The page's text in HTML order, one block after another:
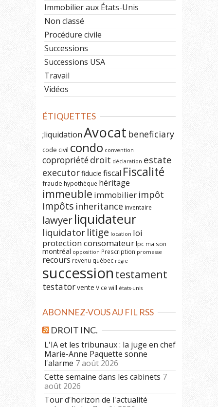
Immobilier aux États-Unis
Non classé
Procédure civile
Successions
Successions USA
Travail
Vidéos
ÉTIQUETTES
;liquidationAvocat beneficiary
code civil condo convention
copropriétédroit déclaration estate
executorfiducie fiscal Fiscalité
fraude hypothèque héritage
immeuble immobilier impôt
impôts inheritance inventaire
lawyerliquidateur
liquidatorlitige location loi
protection consomateurlpc maison
montréal opposition Prescription promesse
recours revenu québec régie
succession testament
testatorvente Vice will états-unis
ABONNEZ-VOUS AU FIL RSS
DROIT INC.
L'IA et les tribunaux : la juge en chef
Marie-Anne Paquette sonne
l'alarme 7 août 2026
Cette semaine dans les cabinets 7
août 2026
Tour d'horizon de l'actualité